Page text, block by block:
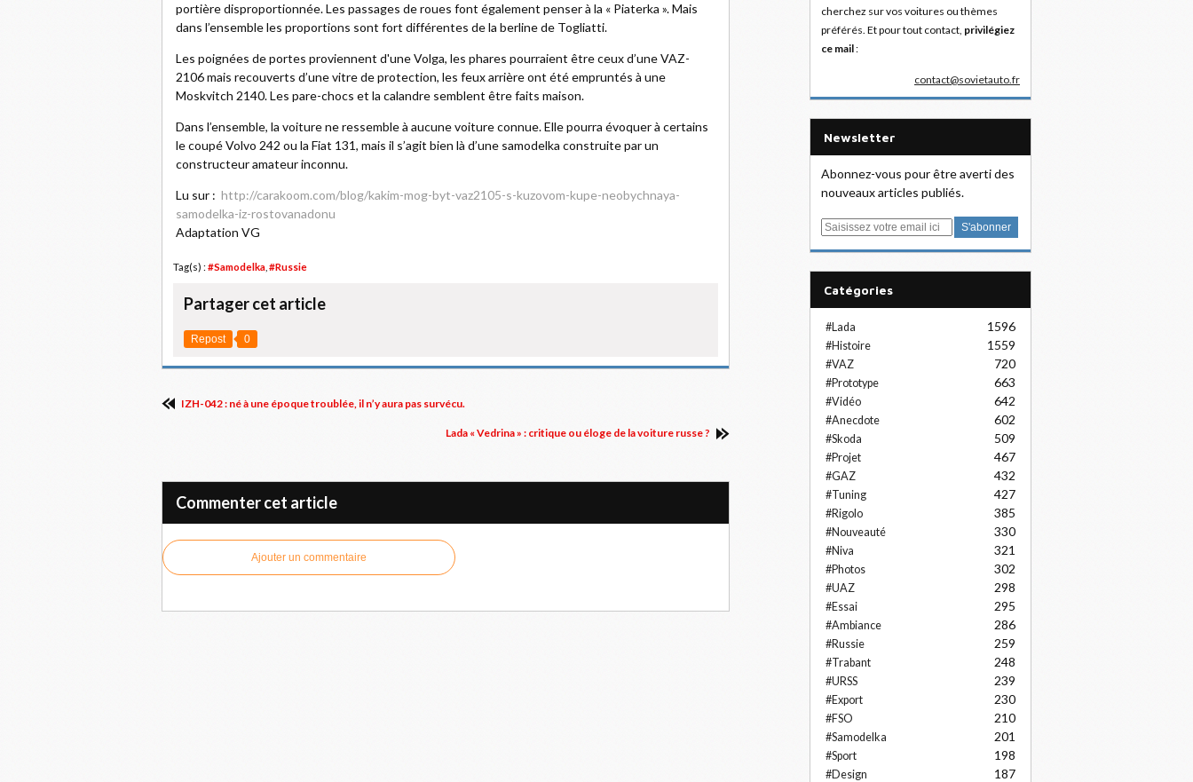
portière disproportionnée. Les passages de roues font également penser à la « Piaterka ». Mais
dans l’ensemble les proportions sont fort différentes de la berline de Togliatti.
Les poignées de portes proviennent d'une Volga, les phares pourraient être ceux d’une VAZ-
2106 mais recouverts d’une vitre de protection, les feux arrière ont été empruntés à une
Moskvitch 2140. Les pare-chocs et la calandre semblent être faits maison.
Dans l’ensemble, la voiture ne ressemble à aucune voiture connue. Elle pourra évoquer à certains
le coupé Volvo 242 ou la Fiat 131, mais il s’agit bien là d’une samodelka construite par un
constructeur amateur inconnu.
Lu sur : http://carakoom.com/blog/kakim-mog-byt-vaz2105-s-kuzovom-kupe-neobychnaya-
samodelka-iz-rostovanadonu
Adaptation VG
Tag(s) : #Samodelka #Russie
Partager cet article
Repost 0
IZH-042 : né à une époque troublée, il n’y aura pas survécu.
Lada « Vedrina » : critique ou éloge de la voiture russe ?
Commenter cet article
Ajouter un commentaire
cherchez sur vos voitures ou thèmes
préférés. Et pour tout contact, privilégiez
ce mail:
contact@sovietauto.fr
Newsletter
Abonnez-vous pour être averti des
nouveaux articles publiés.
E
Catégories
#Lada 1596
#Histoire 1559
#VAZ 720
#Prototype 663
#Vidéo 642
#Anecdote 602
#Skoda 509
#Projet 467
#GAZ 432
#Tuning 427
#Rigolo 385
#Nouveauté 330
#Niva 321
#Photos 302
#UAZ 298
#Essai 295
#Ambiance 286
#Russie 259
#Trabant 248
#URSS 239
#Export 230
#FSO 210
#Samodelka 201
#Sport 198
#Design 187